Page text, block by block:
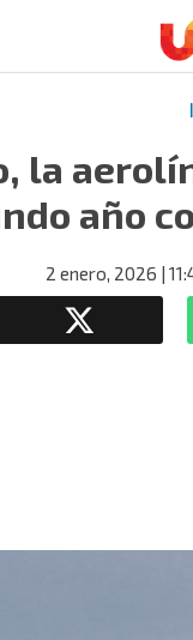
la
año
2 enero, 2026 |